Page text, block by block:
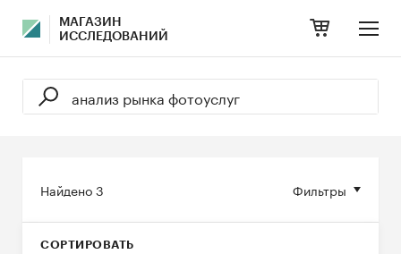
МАГАЗИН
ИССЛЕДОВАНИЙ
Фильтры
Найдено3
СОРТИРОВАТЬ